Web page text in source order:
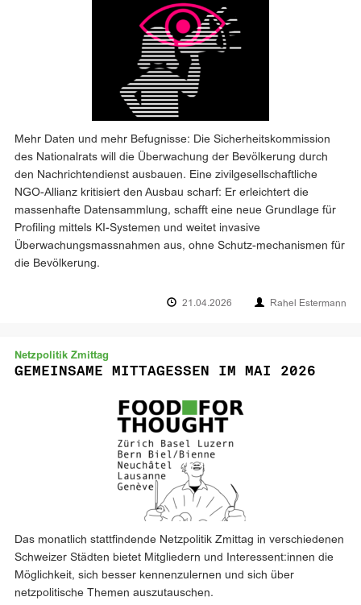
Mehr Daten und mehr Befugnisse: Die Sicherheitskommission
des Nationalrats will die Überwachung der Bevölkerung durch
den Nachrichtendienst ausbauen. Eine zivilgesellschaftliche
NGO-Allianz kritisiert den Ausbau scharf: Er erleichtert die
massenhafte Datensammlung, schafft eine neue Grundlage für
Profiling mittels KI-Systemen und weitet invasive
Überwachungsmassnahmen aus, ohne Schutz-mechanismen für
die Bevölkerung.
21.04.2026 Rahel Estermann
Netzpolitik Zmittag
GEMEINSAME MITTAGESSEN IM MAI 2026
Das monatlich stattfindende Netzpolitik Zmittag in verschiedenen
Schweizer Städten bietet Mitgliedern und Interessent:innen die
Möglichkeit, sich besser kennenzulernen und sich über
netzpolitische Themen auszutauschen.